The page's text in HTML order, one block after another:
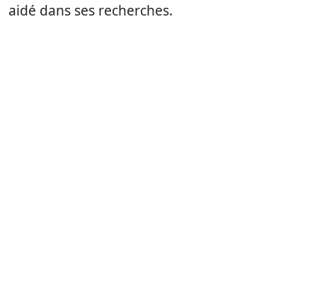
aidé dans ses recherches.